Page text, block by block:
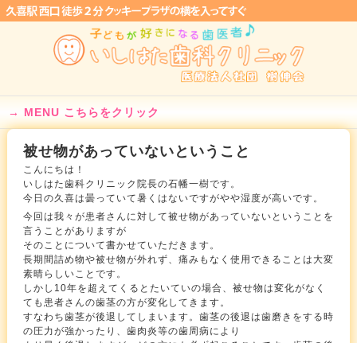
MENU こちらをクリック
被せ物があっていないということ
こんにちは！
いしはた歯科クリニック院長の石幡一樹です。
今日の久喜は曇っていて暑くはないですがやや湿度が高いです。
今回は我々が患者さんに対して被せ物があっていないということを
言うことがありますが
そのことについて書かせていただきます。
長期間詰め物や被せ物が外れず、痛みもなく使用できることは大変
素晴らしいことです。
しかし10年を超えてくるとたいていの場合、被せ物は変化がなく
ても患者さんの歯茎の方が変化してきます。
すなわち歯茎が後退してしまいます。歯茎の後退は歯磨きをする時
の圧力が強かったり、歯肉炎等の歯周病により